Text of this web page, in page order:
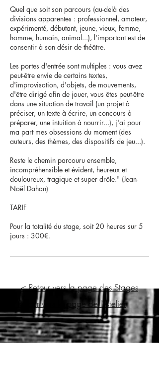
Quel que soit son parcours (au-delà des
divisions apparentes : professionnel, amateur,
expérimenté, débutant, jeune, vieux, femme,
homme, humain, animal...), l'important est de
consentir à son désir de théâtre.
Les portes d'entrée sont multiples : vous avez
peut-être envie de certains textes,
d'improvisation, d'objets, de mouvements,
d'être dirigé afin de jouer, vous êtes peut-être
dans une situation de travail (un projet à
préciser, un texte à écrire, un concours à
préparer, une intuition à nourrir...), j'ai pour
ma part mes obsessions du moment (des
auteurs, des thèmes, des dispositifs de jeu...).
Reste le chemin parcouru ensemble,
incompréhensible et évident, heureux et
douloureux, tragique et super drôle." (Jean-
Noël Dahan)
TARIF
Pour la totalité du stage, soit 20 heures sur 5
jours : 300€.
< Retour vers la page des Stages
< Retour vers la page de l'Atelier